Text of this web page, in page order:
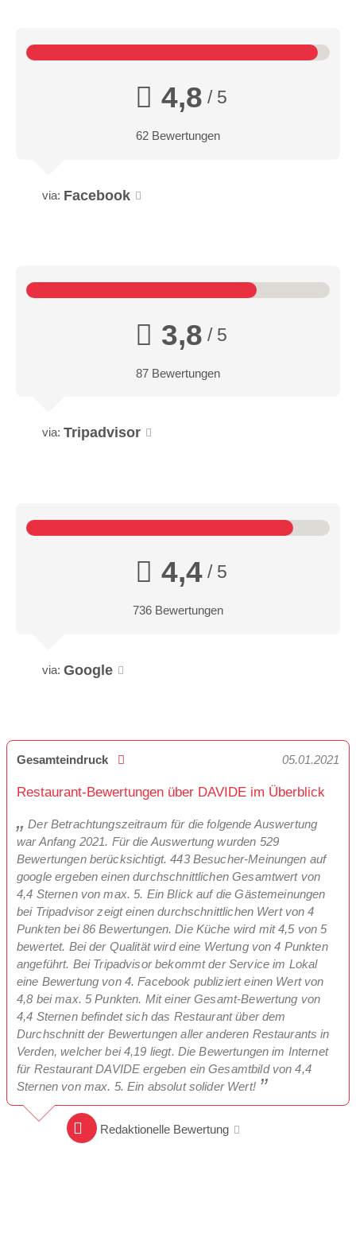
4,8 / 5
62 Bewertungen
via: Facebook
3,8 / 5
87 Bewertungen
via: Tripadvisor
4,4/ 5
736 Bewertungen
via: Google
Gesamteindruck 05.01.2021
Restaurant-Bewertungen über DAVIDE im Überblick
Der Betrachtungszeitraum für die folgende Auswertung
war Anfang 2021. Für die Auswertung wurden 529
Bewertungen berücksichtigt. 443 Besucher-Meinungen auf
google ergeben einen durchschnittlichen Gesamtwert von
4,4 Sternen von max. 5. Ein Blick auf die Gästemeinungen
bei Tripadvisor zeigt einen durchschnittlichen Wert von 4
Punkten bei 86 Bewertungen. Die Küche wird mit 4,5 von 5
bewertet. Bei der Qualität wird eine Wertung von 4 Punkten
angeführt. Bei Tripadvisor bekommt der Service im Lokal
eine Bewertung von 4. Facebook publiziert einen Wert von
4,8 bei max. 5 Punkten. Mit einer Gesamt-Bewertung von
4,4 Sternen befindet sich das Restaurant über dem
Durchschnitt der Bewertungen aller anderen Restaurants in
Verden, welcher bei 4,19 liegt. Die Bewertungen im Internet
für Restaurant DAVIDE ergeben ein Gesamtbild von 4,4
Sternen von max. 5. Ein absolut solider Wert!
Redaktionelle Bewertung